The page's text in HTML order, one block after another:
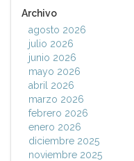
Archivo
agosto 2026
julio 2026
junio 2026
mayo 2026
abril 2026
marzo 2026
febrero 2026
enero 2026
diciembre 2025
noviembre 2025